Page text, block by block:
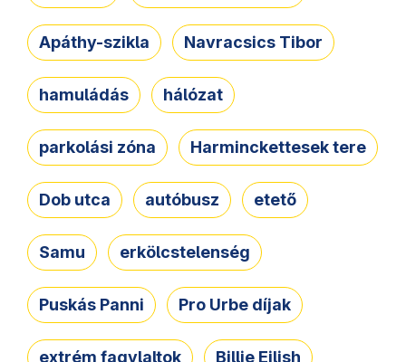
Apáthy-szikla Navracsics Tibor
hamuládás hálózat
parkolási zóna Harminckettesek tere
Dob utca autóbusz etető
Samu erkölcstelenség
Puskás Panni Pro Urbe díjak
extrém fagylaltok Billie Eilish